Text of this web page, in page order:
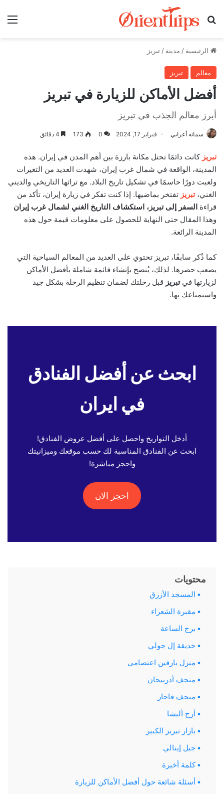
بحث عن
الرئيسية / مدينة / تبريز
معالم تبريز
أفضل الأماكن للزيارة في تبريز
أبرز معالم الجذب في تبريز
سمانه أعرابي فبراير 17, 2024 0
173
تبريز كانت دائمًا تحتل مكانة بارزة بين أهم المدن في إيران. هذه
المدينة، الواقعة في شمال غرب إيران، شهدت العديد من التغيرات
ولعبت دورًا حاسمًا في تشكيل تاريخ البلاد. مع تراثها التاريخي والديني
الغني،تبريز تفتخر بماضيها. إذا كنت تفكر في زيارة إيران، تأكد من
قراءة السفر إلى تبريز، استكشاف التاريخ الغني لشمال غرب إيران
وهذا المقال حتى النهاية للحصول على معلومات قيمة حول هذه
المدينة الرائعة.
كما ذُكر سابقًا، تبريز تحتوي على العديد من المعالم السياحية التي
يصعب حصرها. لذلك، يُنصح بإنشاء قائمة شاملة بأفضل الأماكن
لزيارتها فيتبريز قبل رحلتك لضمان تنظيم الرحلة بشكل جيد
واستمتاعك بها.
ابحث عن أفضل الفنادق
في ايران
أدخل التواريخ واحصل على أفضل عروض الفنادق!
ابحث عن الفنادق المناسبة لك حسب موقعك وميزانيتك
واحجز مباشرة!
احجز الان
محتويات
المسجد الأزرق
مقبرة الشعراء
برج الساعة
حديقة إل جولي
منزل بارفين اعتصامي
متحف أذربيجان
متحف قاجار
أرج أليشا
بازار تبريز الكبير
جبل إينالي
كلمة أخيرة
أسئلة شائعة حول أفضل الأماكن للزيارة